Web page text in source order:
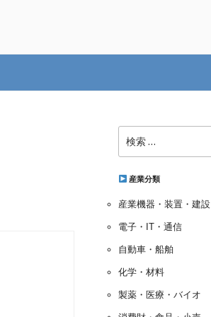
索:
産業分類
産業機器・装置・建設
電子・IT・通信
自動車・船舶
化学・材料
製薬・医療・バイオ